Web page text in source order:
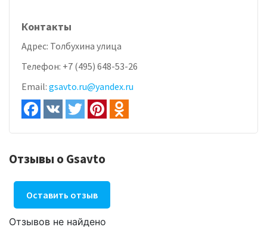
Контакты
Адрес: Толбухина улица
Телефон: +7 (495) 648-53-26
Email: gsavto.ru@yandex.ru
Отзывы о Gsavto
Оставить отзыв
Отзывов не найдено